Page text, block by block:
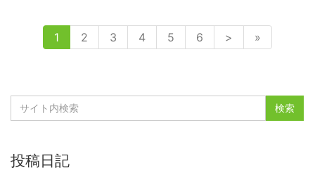
1 2 3 4 5 6 > »
投稿日記